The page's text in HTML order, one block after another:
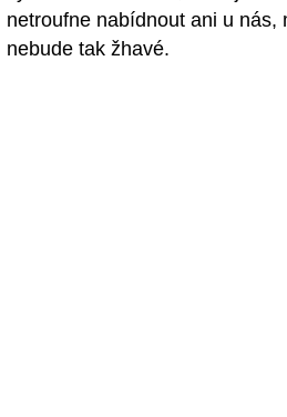
netroufne nabídnout ani u nás,
nebude tak žhavé.